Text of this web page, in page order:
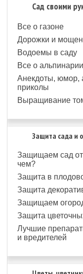
Сад своими
Все о газоне
Дорожки и
Водоемы в саду
Все о альпинарии
Анекдоты, юмор,
приколы
Выращивание
Защита сада и
Защищаем сад от
чем?
Защита в
Защита
Защищаем
Защита
Лучшие
и вредителей